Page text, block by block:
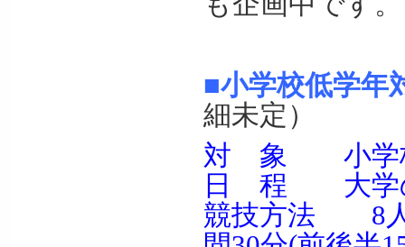
■小学校低学年
細未定）
対 象 小学校
日 程 大学の
競技方法 8人